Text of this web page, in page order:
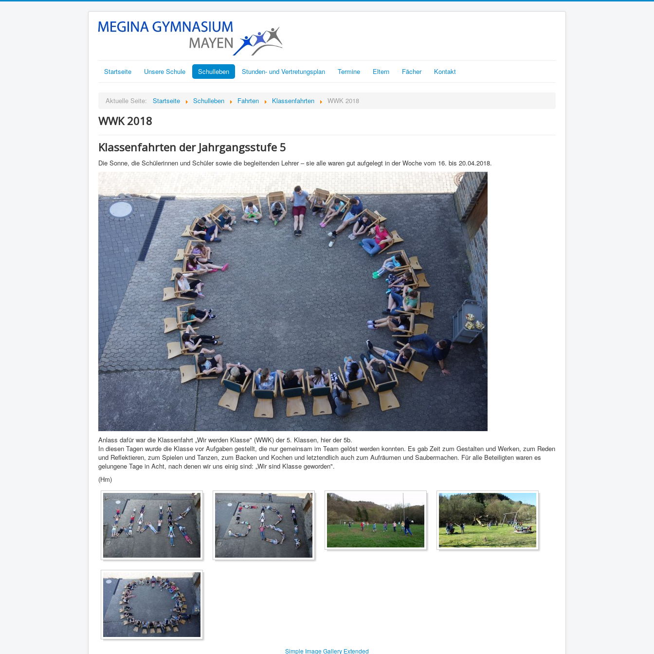
Startseite Unsere Schule Schulleben Stunden- und Vertretungsplan Termine Eltern Fächer Kontakt
Aktuelle Seite: Startseite Schulleben Fahrten Klassenfahrten WWK 2018
WWK 2018
Klassenfahrten der Jahrgangsstufe 5
Die Sonne, die Schülerinnen und Schüler sowie die begleitenden Lehrer – sie alle waren gut aufgelegt in der Woche vom 16. bis 20.04.2018.
Anlass dafür war die Klassenfahrt „Wir werden Klasse" (WWK) der 5. Klassen, hier der 5b.
In diesen Tagen wurde die Klasse vor Aufgaben gestellt, die nur gemeinsam im Team gelöst werden konnten. Es gab Zeit zum Gestalten und Werken, zum Reden
und Reflektieren, zum Spielen und Tanzen, zum Backen und Kochen und letztendlich auch zum Aufräumen und Saubermachen. Für alle Beteiligten waren es
gelungene Tage in Acht, nach denen wir uns einig sind: „Wir sind Klasse geworden".
(Hm)
Simple Image Gallery Extended